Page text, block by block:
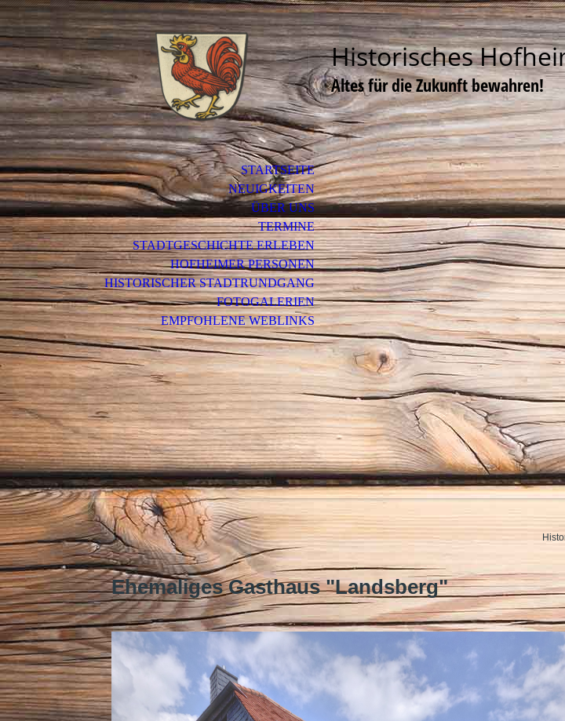
Historisches
Altes für die Zukunft bewahren!
STARTSEITE
NEUIGKEITEN
ÜBER UNS
TERMINE
STADTGESCHICHTE ERLEBEN
HOFHEIMER PERSONEN
HISTORISCHER STADTRUNDGANG
FOTOGALERIEN
EMPFOHLENE WEBLINKS
Ehemaliges Gasthaus "Landsberg"